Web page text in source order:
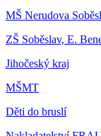
MŠ Nerudova
ZŠ Soběslav, E.
Jihočeský kraj
MŠMT
Děti do bruslí